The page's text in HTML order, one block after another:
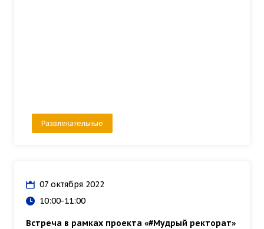
Развлекательные
07 октября 2022
10:00-11:00
Встреча в рамках проекта «#Мудрый ректорат»